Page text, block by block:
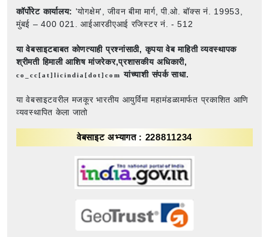
कॉर्पोरेट कार्यालय: 'योगक्षेम', जीवन बीमा मार्ग, पी.ओ. बॉक्स नं. 19953,
मुंबई – 400 021. आईआरडीएआई रजिस्टर नं. - 512
या वेबसाइटबाबत कोणत्याही प्रश्नांसाठी, कृपया वेब माहिती व्यवस्थापक
श्रीमती हिमाली आशिष मांजरेकर,प्रशासकीय अधिकारी,
co_cc[at]licindia[dot]comयांच्याशी संपर्क साधा.
या वेबसाइटवरील मजकूर भारतीय आयुर्विमा महामंडळामार्फत प्रकाशित आणि
व्यवस्थापित केला जातो
वेबसाइट अभ्यागत : 228811234